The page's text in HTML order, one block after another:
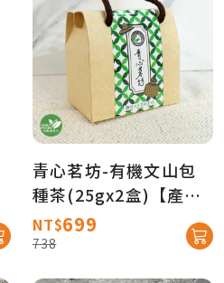
青心茗坊-有機文山包
種茶(25gx2盒)【產地
直送免運】
NT$699
738